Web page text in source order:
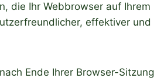
die Ihr Webbrowser auf Ihrem
effektiver und
Ende Ihrer Browser-Sitzung